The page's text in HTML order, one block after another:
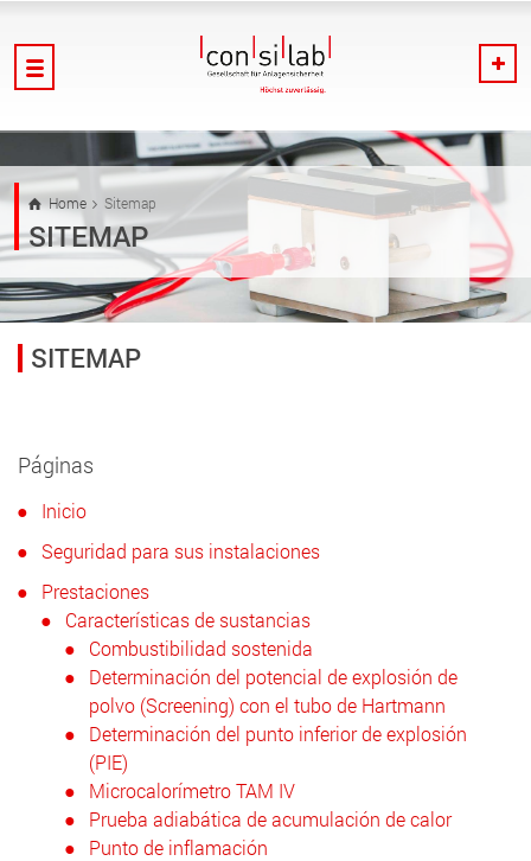
Home Sitemap
SITEMAP
SITEMAP
Páginas
Inicio
Seguridad para sus instalaciones
Prestaciones
Características de sustancias
Combustibilidad sostenida
Determinación del potencial de explosión de
polvo (Screening) con el tubo de Hartmann
Determinación del punto inferior de explosión
(PIE)
Microcalorímetro TAM IV
Prueba adiabática de acumulación de calor
Punto de inflamación